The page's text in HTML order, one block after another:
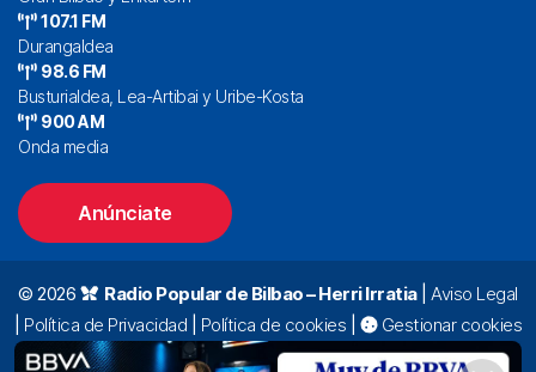
107.1 FM
Durangaldea
98.6 FM
Busturialdea, Lea-Artibai y Uribe-Kosta
900 AM
Onda media
Anúnciate
© 2026 Radio Popular de Bilbao – Herri Irratia| Aviso Legal
Política de Privacidad Política de cookies
Gestionar cookies
Alda. Mazarredo, 47 – 7º 48009 Bilbao |
94 423 92 00|